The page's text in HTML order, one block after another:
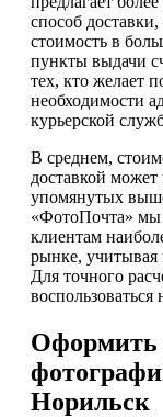
способ
стоимость в
пункты выдачи
тех, кто желает
необходимости
курьерской
В среднем,
доставкой может
упомянутых
«ФотоПочта» мы
клиентам
рынке, учитывая
Для точного
Оформить
Норильск